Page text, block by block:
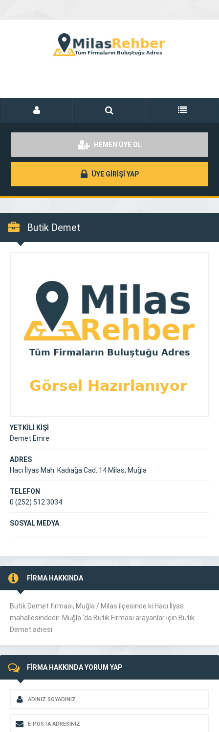
HEMEN ÜYE OL
ÜYE GİRİŞİ YAP
Butik Demet
YETKİLİ KİŞİ
Demet Emre
ADRES
Hacı İlyas Mah. Kadıağa Cad. 14 Milas, Muğla
TELEFON
0 (252) 512 3034
SOSYAL MEDYA
FİRMA HAKKINDA
Butik Demet firması, Muğla / Milas ilçesinde ki Hacı İlyas
mahallesindedir. Muğla ‘da Butik Firması arayanlar için Butik
Demet adresi
FİRMA HAKKINDA YORUM YAP